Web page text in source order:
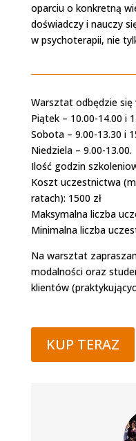
oparciu o konkretną
doświadczy i nauczy
w psychoterapii, nie
Warsztat odbędzie się
Piątek – 10.00-14.00 i
Sobota – 9.00-13.30 i
Niedziela – 9.00-13.00.
Ilość godzin
Koszt uczestnictwa
ratach): 1500 zł
Maksymalna liczba
Minimalna liczba
Na warsztat
modalności oraz
klientów
KUP TERAZ